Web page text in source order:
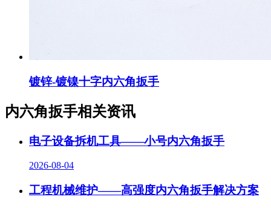
镀锌-镀镍十字内六角扳手
内六角扳手相关资讯
电子设备拆机工具——小号内六角扳手
2026-08-04
工程机械维护——高强度内六角扳手解决方案